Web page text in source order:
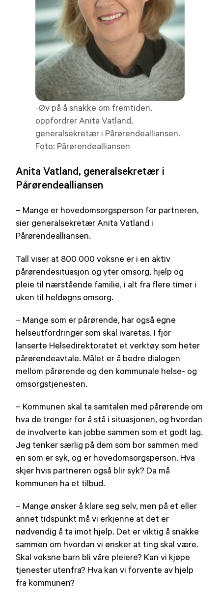
-Øv på å snakke om fremtiden,
oppfordrer Anita Vatland,
generalsekretær i Pårørendealliansen.
Foto: Pårørendealliansen
Anita Vatland, generalsekretær i
Pårørendealliansen
– Mange er hovedomsorgsperson for partneren,
sier generalsekretær Anita Vatland i
Pårørendealliansen.
Tall viser at 800 000 voksne er i en aktiv
pårørendesituasjon og yter omsorg, hjelp og
pleie til nærstående familie, i alt fra flere timer i
uken til heldøgns omsorg.
– Mange som er pårørende, har også egne
helseutfordringer som skal ivaretas. I fjor
lanserte Helsedirektoratet et verktøy som heter
pårørendeavtale. Målet er å bedre dialogen
mellom pårørende og den kommunale helse- og
omsorgstjenesten.
– Kommunen skal ta samtalen med pårørende om
hva de trenger for å stå i situasjonen, og hvordan
de involverte kan jobbe sammen som et godt lag.
Jeg tenker særlig på dem som bor sammen med
en som er syk, og er hovedomsorgsperson. Hva
skjer hvis partneren også blir syk? Da må
kommunen ha et tilbud.
– Mange ønsker å klare seg selv, men på et eller
annet tidspunkt må vi erkjenne at det er
nødvendig å ta imot hjelp. Det er viktig å snakke
sammen om hvordan vi ønsker at ting skal være.
Skal voksne barn bli våre pleiere? Kan vi kjøpe
tjenester utenfra? Hva kan vi forvente av hjelp
fra kommunen?